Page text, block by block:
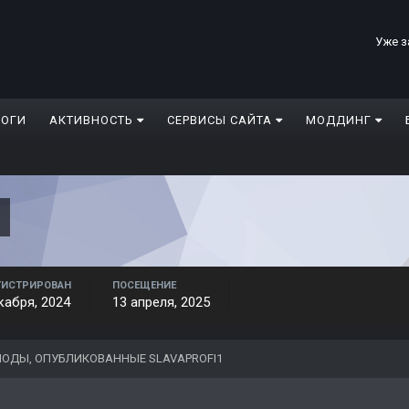
Уже
АКТИВНОСТЬ СЕРВИСЫ САЙТА МОДДИНГ
2024
ПОСЕЩЕНИЕ
13 апреля, 2025
ОПУБЛИКОВАННЫЕ SLAVAPROFI1